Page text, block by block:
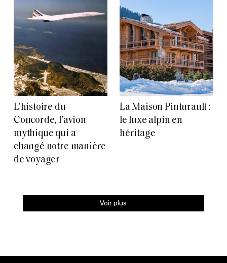
L’histoire du
Concorde, l’avion
mythique qui a
changé notre manière
de voyager
La Maison Pinturault :
le luxe alpin en
héritage
Voir plus